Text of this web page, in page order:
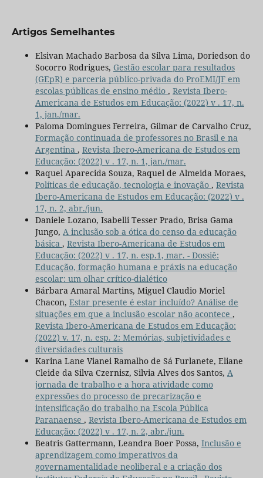
Artigos Semelhantes
Elsivan Machado Barbosa da Silva Lima, Doriedson do
Socorro Rodrigues, Gestão escolar para resultados
(GEpR) e parceria público-privada do ProEMI/JF em
escolas públicas de ensino médio , Revista Ibero-
Americana de Estudos em Educação: (2022) v . 17, n.
1, jan./mar.
Paloma Domingues Ferreira, Gilmar de Carvalho Cruz,
Formação continuada de professores no Brasil e na
Argentina , Revista Ibero-Americana de Estudos em
Educação: (2022) v . 17, n. 1, jan./mar.
Raquel Aparecida Souza, Raquel de Almeida Moraes,
Políticas de educação, tecnologia e inovação , Revista
Ibero-Americana de Estudos em Educação: (2022) v .
17, n. 2, abr./jun.
Daniele Lozano, Isabelli Tesser Prado, Brisa Gama
Jungo, A inclusão sob a ótica do censo da educação
básica , Revista Ibero-Americana de Estudos em
Educação: (2022) v . 17, n. esp.1, mar. - Dossiê:
Educação, formação humana e práxis na educação
escolar: um olhar crítico-dialético
Bárbara Amaral Martins, Miguel Claudio Moriel
Chacon, Estar presente é estar incluído? Análise de
situações em que a inclusão escolar não acontece ,
Revista Ibero-Americana de Estudos em Educação:
(2022) v. 17, n. esp. 2: Memórias, subjetividades e
diversidades culturais
Karina Lane Vianei Ramalho de Sá Furlanete, Eliane
Cleide da Silva Czernisz, Silvia Alves dos Santos, A
jornada de trabalho e a hora atividade como
expressões do processo de precarização e
intensificação do trabalho na Escola Pública
Paranaense , Revista Ibero-Americana de Estudos em
Educação: (2022) v . 17, n. 2, abr./jun.
Beatris Gattermann, Leandra Boer Possa, Inclusão e
aprendizagem como imperativos da
governamentalidade neoliberal e a criação dos